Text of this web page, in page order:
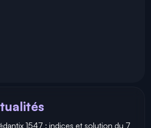
1547 : indices et solution du 7